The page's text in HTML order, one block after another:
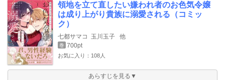
領地を立て直したい嫌われ者のお色気令嬢
は成り上がり貴族に溺愛される（コミッ
ク）
七都サマコ 玉川玉子 他
巻 700pt
お気に入り：108人
あらすじを見る▼